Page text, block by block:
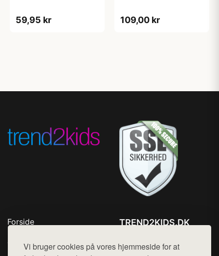
Vi bruger cookies på vores hjemmeside for at
59,95 kr 109,00 kr
Forside
Top Rabatter
TREND2KIDS.DK